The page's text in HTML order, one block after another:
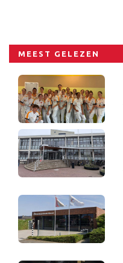
MEEST GELEZEN